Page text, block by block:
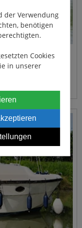
der Verwendung
benötigen
Cookies
in unserer